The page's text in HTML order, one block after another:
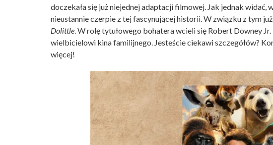
doczekała się już niejednej adaptacji filmowej. Jak jednak widać,
nieustannie czerpie z tej fascynującej historii. W związku z tym
Dolittle. W rolę tytułowego bohatera wcieli się Robert Downey
wielbicielowi kina familijnego. Jesteście ciekawi szczegółów?
więcej!